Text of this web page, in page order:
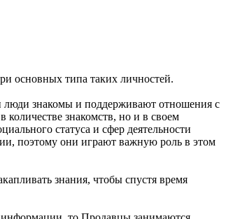
основных типа таких личностей.
люди знакомы и поддерживают отношения с
знакомств, но и в своем
статуса и сфер деятельности
поэтому они играют важную роль в этом
знания, чтобы спустя время